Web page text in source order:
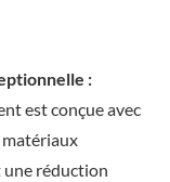
:
est conçue avec
matériaux
réduction